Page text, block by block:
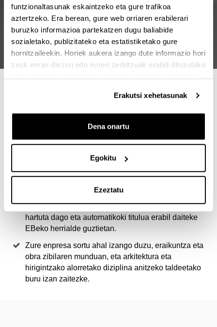
funtzionaltasunak eskaintzeko eta gure trafikoa
aztertzeko. Era berean, gure web orriaren erabilerari
buruzko informazioa partekatzen dugu baliabide
sozialetako, publizitateko eta estatistiketako gure
hornitzaileekin. Horiek aukera izango dute informazio hori
zeuk eman diezun edo euren zerbitzuak erabili dituzulako
Erakutsi xehetasunak
Dena onartu
Egokitu
Ezeztatu
Ezinbestekoa da arkitektura- eta hirigintza-proiektu
gehienak idatzi, sinatu, eraiki eta horien gaineko
programa osoa baitu enpresetan, arkitektura-
estudioetan eta erakunde publikoetan.
UPV/EHUko gradu+master eskaintza ofizialki aintzat
hartuta dago eta automatikoki titulua erabil daiteke
EBeko herrialde guztietan.
Zure enpresa sortu ahal izango duzu, eraikuntza eta
obra zibilaren munduan, eta arkitektura eta
hirigintzako alorretako diziplina anitzeko taldeetako
buru izan zaitezke.